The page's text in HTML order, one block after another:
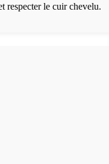
respecter le cuir chevelu.